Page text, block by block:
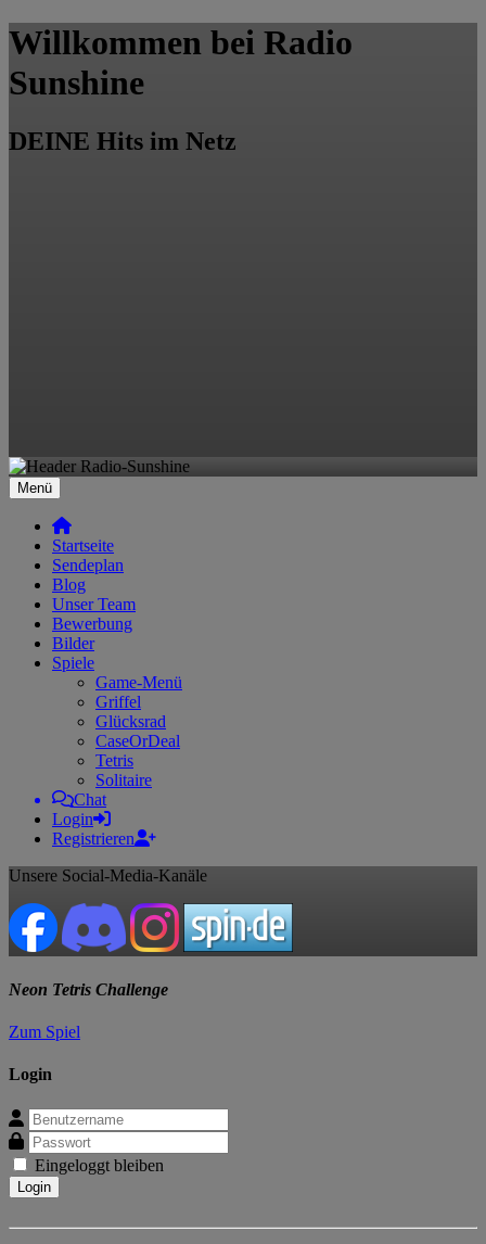
Willkommen bei Radio
Sunshine
DEINE Hits im Netz
Menü
Startseite
Sendeplan
Blog
Unser Team
Bewerbung
Bilder
Spiele
Game-Menü
Griffel
Glücksrad
CaseOrDeal
Tetris
Solitaire
Chat
Login
Registrieren
Unsere Social-Media-Kanäle
Neon Tetris Challenge
Zum Spiel
Login
Eingeloggt bleiben